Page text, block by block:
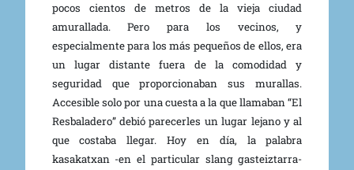
pocos cientos de metros de la vieja ciudad
amurallada. Pero para los vecinos, y
especialmente para los más pequeños de ellos, era
un lugar distante fuera de la comodidad y
seguridad que proporcionaban sus murallas.
Accesible solo por una cuesta a la que llamaban “El
Resbaladero” debió parecerles un lugar lejano y al
que costaba llegar. Hoy en día, la palabra
kasakatxan -en el particular slang gasteiztarra-